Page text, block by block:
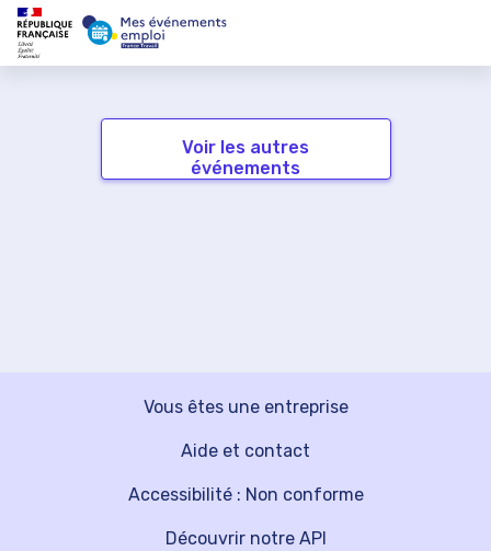
Voir les autres
événements
Vous êtes une entreprise
Découvrir notre API
Aide et contact
Accessibilité : Non conforme